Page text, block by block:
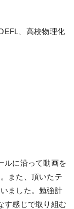
、高校物理化
ルに沿って動画を
また、頂いたテ
ました。勉強計
す感じで取り組む